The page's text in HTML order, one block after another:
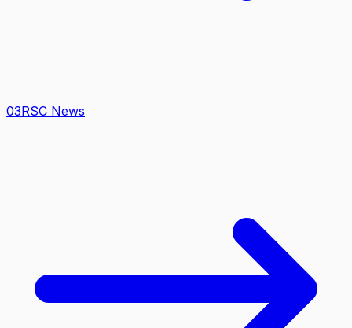
03RSC News